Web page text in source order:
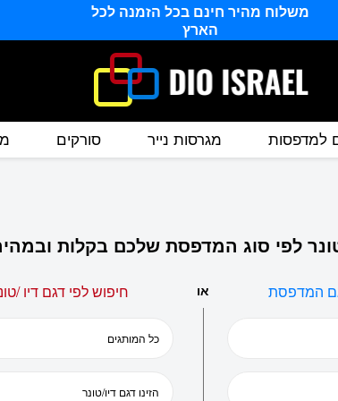
משלוח מהיר חינם בכל הזמנה לכל
הארץ
למדפסות מגרסות נייר סורקים
לפי סוג המדפסת שלכם בקלות
המדפסת או חיפוש לפי דגם דיו /